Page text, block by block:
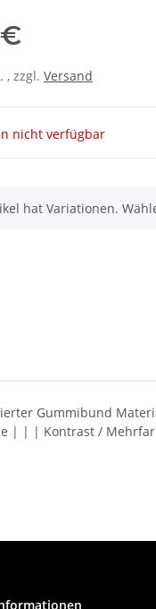
, zzgl. Versand
nicht verfügbar
hat Variationen.
Gummibund
| | | Kontrast /